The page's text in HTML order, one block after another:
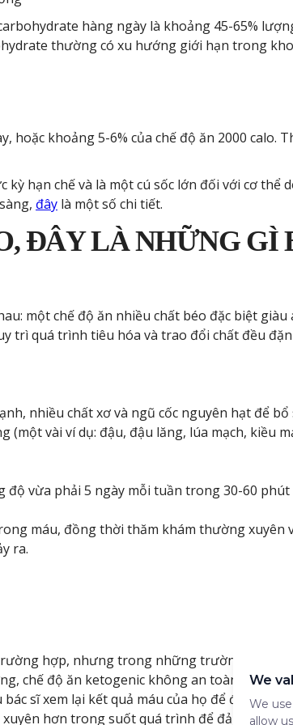
hàng ngày là khoảng 45-65%
thường có xu hướng giới hạn trong
khoảng 5-6% của chế độ ăn 2000
hạn chế và là một cú sốc lớn đối với cơ
đây là một số chi tiết.
ĐÂY LÀ NHỮNG GÌ
một chế độ ăn nhiều chất béo đặc biệt
trì quá trình tiêu hóa và trao đổi chất đều
nhiều chất xơ và ngũ cốc nguyên hạt để
vài ví dụ: đậu, đậu lăng, lúa mạch, kiều
vừa phải 5 ngày mỗi tuần trong 30-60
máu, đồng thời thăm khám thường xuyên
ra.
hợp, nhưng trong những trường hợp
chế độ ăn ketogenic không an toàn và
sĩ xem lại kết quả máu của họ để đảm bảo
hơn trong suốt quá trình để đảm bảo
We
We
allow